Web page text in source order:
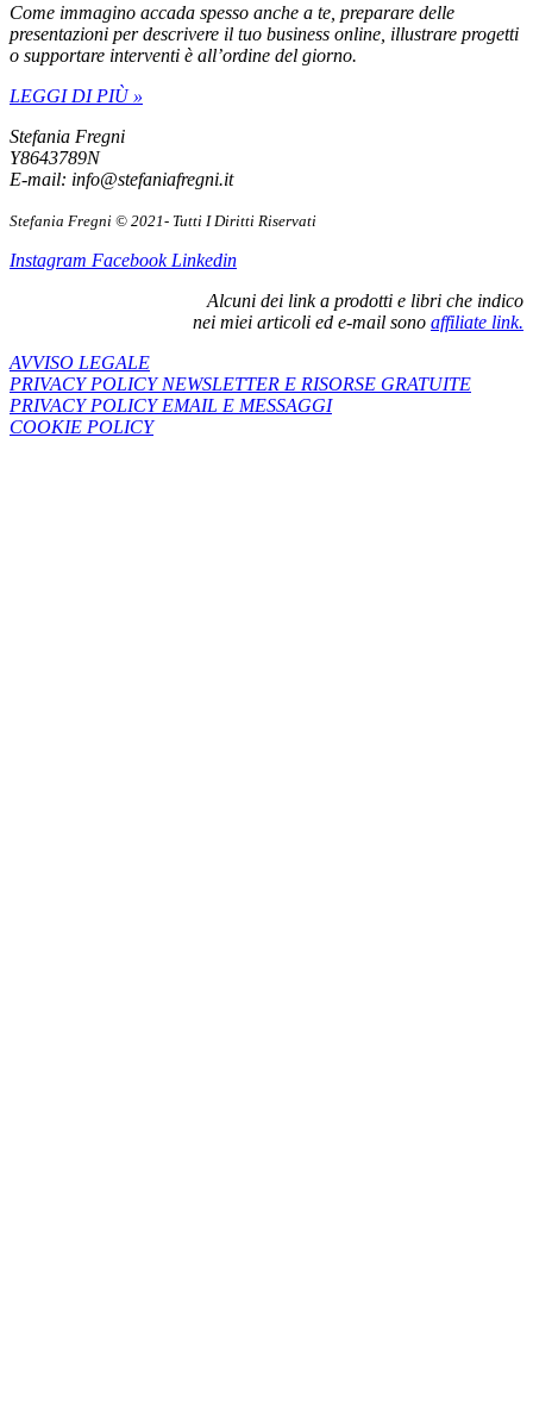
Come immagino accada spesso anche a te, preparare delle
presentazioni per descrivere il tuo business online, illustrare progetti
o supportare interventi è all’ordine del giorno.
LEGGI DI PIÙ »
Stefania Fregni
Y8643789N
E-mail: info@stefaniafregni.it
Stefania Fregni © 2021- Tutti I Diritti Riservati
Instagram Facebook Linkedin
Alcuni dei link a prodotti e libri che indico
nei miei articoli ed e-mail sono affiliate link.
AVVISO LEGALE
PRIVACY POLICY NEWSLETTER E RISORSE GRATUITE
PRIVACY POLICY EMAIL E MESSAGGI
COOKIE POLICY